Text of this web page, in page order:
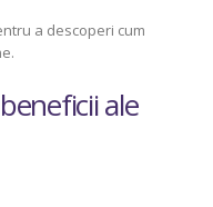
a descoperi cum
ale